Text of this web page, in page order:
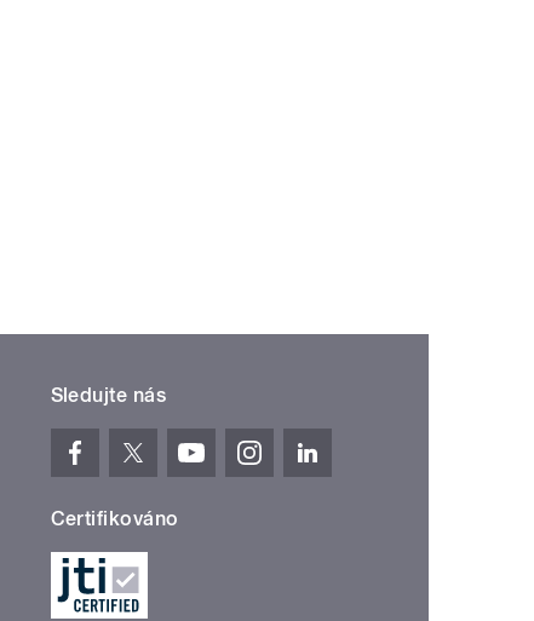
Sledujte nás
Certifikováno